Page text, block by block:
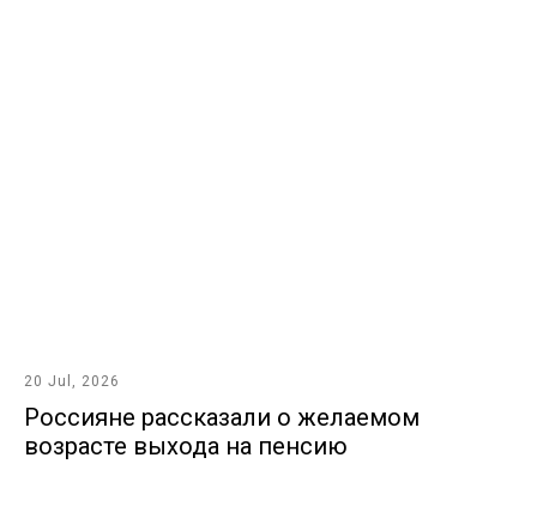
20 Jul, 2026
Россияне рассказали о желаемом
возрасте выхода на пенсию